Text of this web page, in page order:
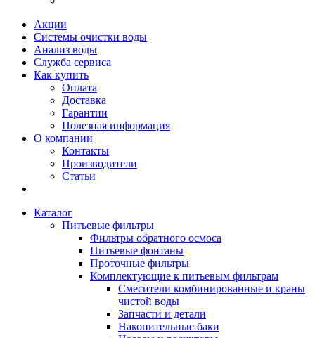
Акции
Системы очистки воды
Анализ воды
Служба сервиса
Как купить
Оплата
Доставка
Гарантии
Полезная информация
О компании
Контакты
Производители
Статьи
Каталог
Питьевые фильтры
Фильтры обратного осмоса
Питьевые фонтаны
Проточные фильтры
Комплектующие к питьевым фильтрам
Смесители комбинированные и краны
чистой воды
Запчасти и детали
Накопительные баки